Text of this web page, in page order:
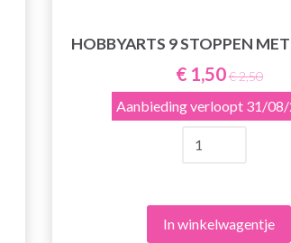
HOBBYARTS 9 STOPPEN
€ 1,50€ 2,50
Aanbieding verloopt 31/
In winkelwagentje